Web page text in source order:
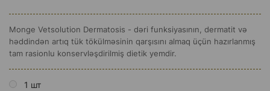
Monge Vetsolution Dermatosis - dəri funksiyasının, dermatit və
həddindən artıq tük tökülməsinin qarşısını almaq üçün hazırlanmış
tam rasionlu konservləşdirilmiş dietik yemdir.
1 шт